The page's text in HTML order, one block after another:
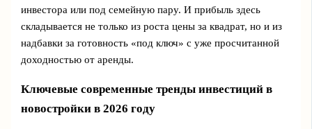
инвестора или под семейную пару. И прибыль здесь
складывается не только из роста цены за квадрат, но и из
надбавки за готовность «под ключ» с уже просчитанной
доходностью от аренды.
Ключевые современные тренды инвестиций в
новостройки в 2026 году